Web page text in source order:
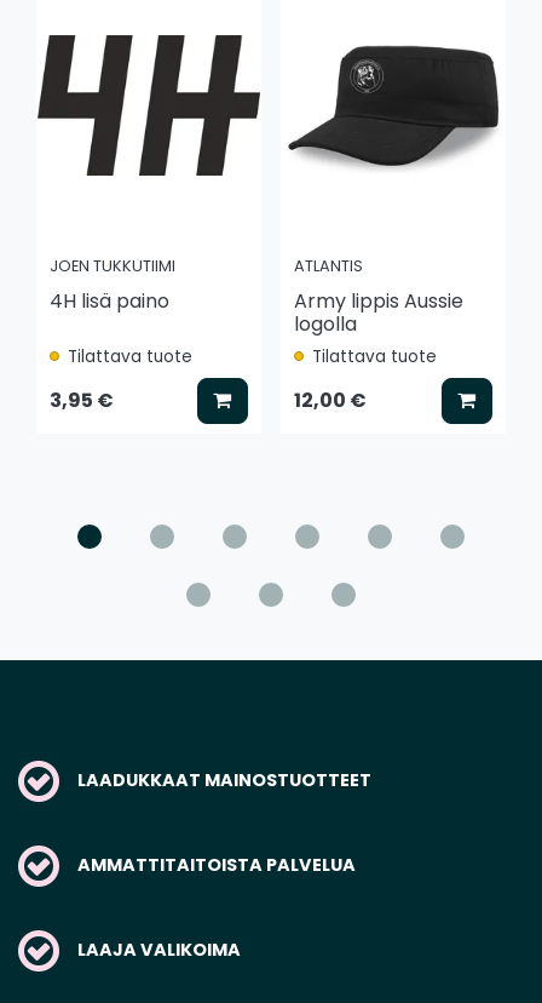
JOEN TUKKUTIIMI
4H lisä paino
Tilattava tuote
3,95 € Lisää koriin
ATLANTIS
Army lippis Aussie
logolla
Tilattava tuote
12,00 € Lisää
LAADUKKAAT MAINOSTUOTTEET
AMMATTITAITOISTA PALVELUA
LAAJA VALIKOIMA